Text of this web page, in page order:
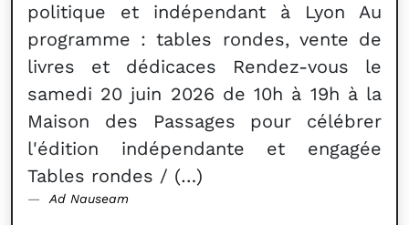
politique et indépendant à Lyon Au
programme : tables rondes, vente de
livres et dédicaces Rendez-vous le
samedi 20 juin 2026 de 10h à 19h à la
Maison des Passages pour célébrer
l'édition indépendante et engagée
Tables rondes / (…)
Ad Nauseam